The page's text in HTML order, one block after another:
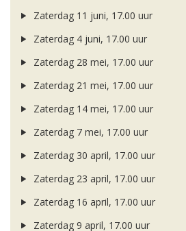
Zaterdag 11 juni, 17.00 uur
Zaterdag 4 juni, 17.00 uur
Zaterdag 28 mei, 17.00 uur
Zaterdag 21 mei, 17.00 uur
Zaterdag 14 mei, 17.00 uur
Zaterdag 7 mei, 17.00 uur
Zaterdag 30 april, 17.00 uur
Zaterdag 23 april, 17.00 uur
Zaterdag 16 april, 17.00 uur
Zaterdag 9 april, 17.00 uur